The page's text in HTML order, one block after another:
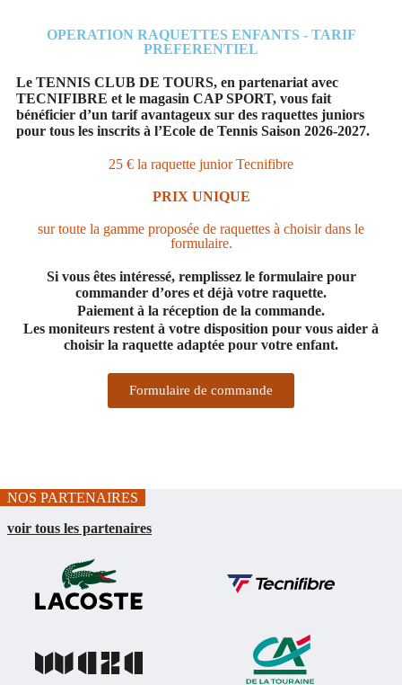
OPERATION RAQUETTES ENFANTS - TARIF
PREFERENTIEL
Le TENNIS CLUB DE TOURS, en partenariat avec
TECNIFIBRE et le magasin CAP SPORT, vous fait
bénéficier d’un tarif avantageux sur des raquettes juniors
pour tous les inscrits à l’Ecole de Tennis Saison 2026-2027.
25 € la raquette junior Tecnifibre
PRIX UNIQUE
sur toute la gamme proposée de raquettes à choisir dans le
formulaire.
Si vous êtes intéressé, remplissez le formulaire pour
commander d’ores et déjà votre raquette.
Paiement à la réception de la commande.
Les moniteurs restent à votre disposition pour vous aider à
choisir la raquette adaptée pour votre enfant.
Formulaire de commande
NOS PARTENAIRES
voir tous les partenaires